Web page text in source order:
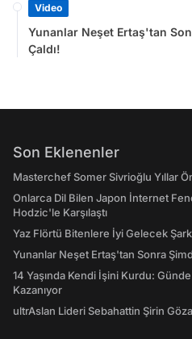
Video
Yunanlar Neşet Ertaş'tan
Çaldı!
Son Eklenenler
Masterchef Somer Sivrioğlu Yıllar
Onlarca Dil Bilen Japon İnternet
Hodzic'le Karşılaştı
Yaz Flörtü Bitenlere İyi Gelecek
Yunanlar Neşet Ertaş'tan Sonra
14 Yaşında Kendi İşini Kurdu: Günde
Kazanıyor
ultrAslan Lideri Sebahattin Şirin